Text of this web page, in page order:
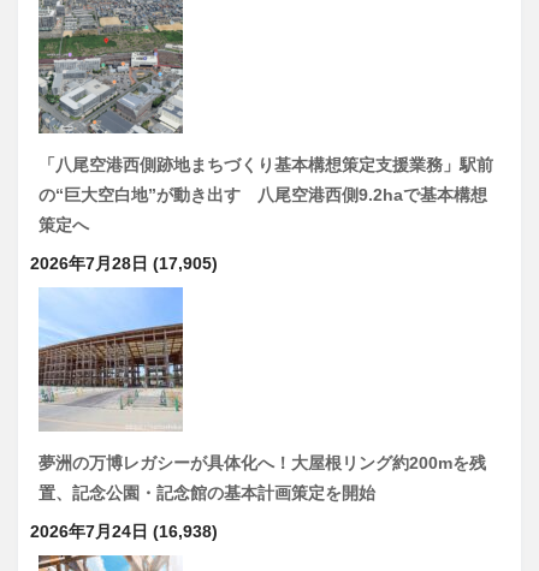
「八尾空港西側跡地まちづくり基本構想策定支援業務」駅前
の“巨大空白地”が動き出す 八尾空港西側9.2haで基本構想
策定へ
2026年7月28日 (17,905)
夢洲の万博レガシーが具体化へ！大屋根リング約200mを残
置、記念公園・記念館の基本計画策定を開始
2026年7月24日 (16,938)